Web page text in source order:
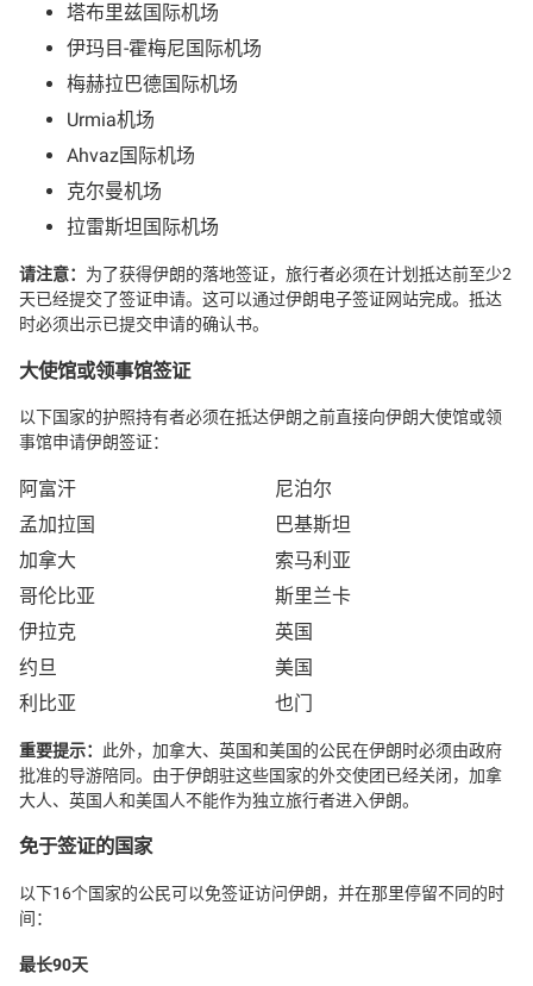
塔布里兹国际机场
伊玛目-霍梅尼国际机场
梅赫拉巴德国际机场
Urmia机场
Ahvaz国际机场
克尔曼机场
拉雷斯坦国际机场
请注意： 为了获得伊朗的落地签证，旅行者必须在计划抵达前至少2
天已经提交了签证申请。这可以通过伊朗电子签证网站完成。抵达
时必须出示已提交申请的确认书。
大使馆或领事馆签证
以下国家的护照持有者必须在抵达伊朗之前直接向伊朗大使馆或领
事馆申请伊朗签证：
阿富汗
孟加拉国
加拿大
哥伦比亚
伊拉克
约旦
利比亚
尼泊尔
巴基斯坦
索马利亚
斯里兰卡
英国
美国
也门
重要提示： 此外，加拿大、英国和美国的公民在伊朗时必须由政府
批准的导游陪同。由于伊朗驻这些国家的外交使团已经关闭，加拿
大人、英国人和美国人不能作为独立旅行者进入伊朗。
免于签证的国家
以下16个国家的公民可以免签证访问伊朗，并在那里停留不同的时
间：
最长90天